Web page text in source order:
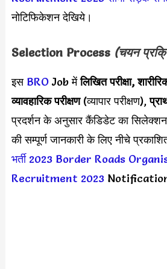
नोटिफिकेशन देखिये।
Selection Process (चयन
इस BROJob मेंलिखित परीक्षा,
व्यावहारिक परीक्षण(व्यापार परीक्षण),
प्रदर्शन के अनुसार कैंडिडेट का सिलेक्शन
की सम्पूर्ण जानकारी के लिए नीचे
भर्ती 2023 Border Roads
Recruitment 2023